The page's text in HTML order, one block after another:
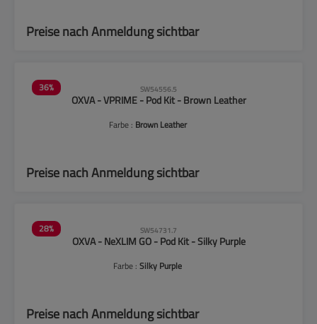
Preise nach Anmeldung sichtbar
36% SW54556.5
OXVA - VPRIME - Pod Kit - Brown Leather
Farbe : Brown Leather
Preise nach Anmeldung sichtbar
28% SW54731.7
OXVA - NeXLIM GO - Pod Kit - Silky Purple
Farbe :Silky Purple
Preise nach Anmeldung sichtbar